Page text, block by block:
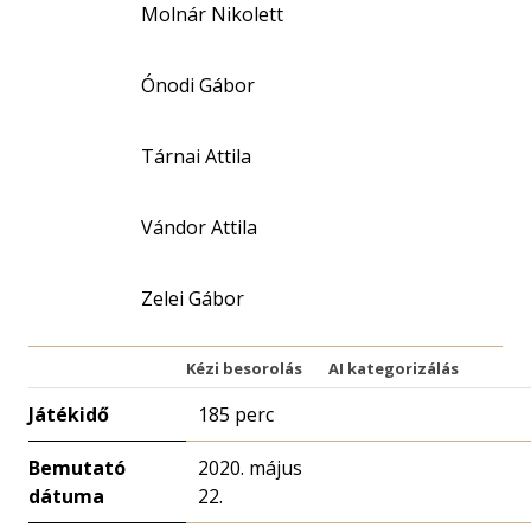
Molnár Nikolett
Ónodi Gábor
Tárnai Attila
Vándor Attila
Zelei Gábor
Kézi besorolás AI kategorizálás
Játékidő 185 perc
Bemutató
dátuma
2020. május
22.